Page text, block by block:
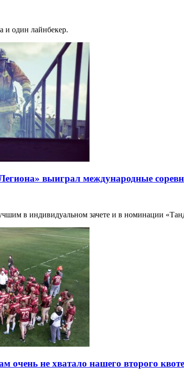
и один лайнбекер.
выиграл международные
в индивидуальном зачете и в номинации
не хватало нашего второго